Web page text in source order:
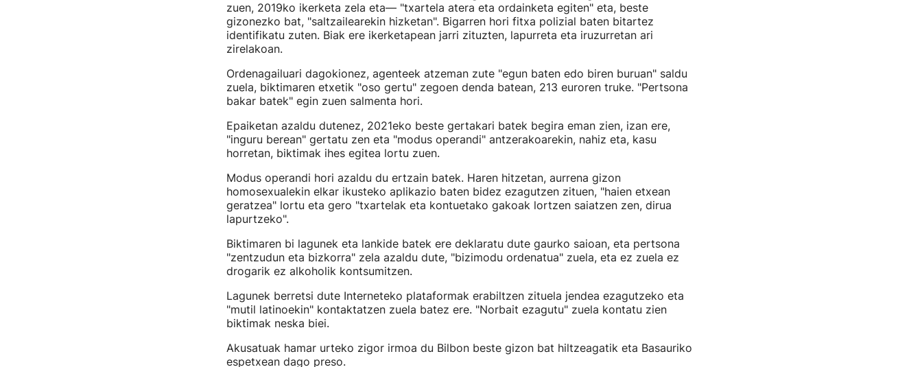
zuen, 2019ko ikerketa zela eta— "txartela atera eta ordainketa egiten" eta, beste
gizonezko bat, "saltzailearekin hizketan". Bigarren hori fitxa polizial baten bitartez
identifikatu zuten. Biak ere ikerketapean jarri zituzten, lapurreta eta iruzurretan ari
zirelakoan.
Ordenagailuari dagokionez, agenteek atzeman zute "egun baten edo biren buruan" saldu
zuela, biktimaren etxetik "oso gertu" zegoen denda batean, 213 euroren truke. "Pertsona
bakar batek" egin zuen salmenta hori.
Epaiketan azaldu dutenez, 2021eko beste gertakari batek begira eman zien, izan ere,
"inguru berean" gertatu zen eta "modus operandi" antzerakoarekin, nahiz eta, kasu
horretan, biktimak ihes egitea lortu zuen.
Modus operandi hori azaldu du ertzain batek. Haren hitzetan, aurrena gizon
homosexualekin elkar ikusteko aplikazio baten bidez ezagutzen zituen, "haien etxean
geratzea" lortu eta gero "txartelak eta kontuetako gakoak lortzen saiatzen zen, dirua
lapurtzeko".
Biktimaren bi lagunek eta lankide batek ere deklaratu dute gaurko saioan, eta pertsona
"zentzudun eta bizkorra" zela azaldu dute, "bizimodu ordenatua" zuela, eta ez zuela ez
drogarik ez alkoholik kontsumitzen.
Lagunek berretsi dute Interneteko plataformak erabiltzen zituela jendea ezagutzeko eta
"mutil latinoekin" kontaktatzen zuela batez ere. "Norbait ezagutu" zuela kontatu zien
biktimak neska biei.
Akusatuak hamar urteko zigor irmoa du Bilbon beste gizon bat hiltzeagatik eta Basauriko
espetxean dago preso.